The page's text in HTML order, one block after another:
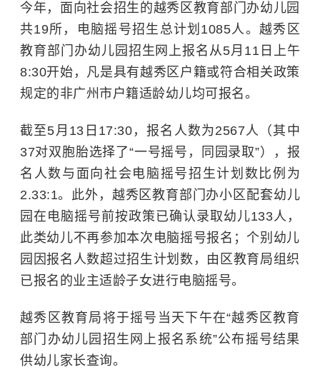
今年，面向社会招生的越秀区教育部门办幼儿园
共19所，电脑摇号招生总计划1085人。越秀区
教育部门办幼儿园招生网上报名从5月11日上午
8:30开始，凡是具有越秀区户籍或符合相关政策
规定的非广州市户籍适龄幼儿均可报名。
截至5月13日17:30，报名人数为2567人（其中
37对双胞胎选择了“一号摇号，同园录取”），报
名人数与面向社会电脑摇号招生计划数比例为
2.33:1。此外，越秀区教育部门办小区配套幼儿
园在电脑摇号前按政策已确认录取幼儿133人，
此类幼儿不再参加本次电脑摇号报名；个别幼儿
园因报名人数超过招生计划数，由区教育局组织
已报名的业主适龄子女进行电脑摇号。
越秀区教育局将于摇号当天下午在“越秀区教育
部门办幼儿园招生网上报名系统”公布摇号结果
供幼儿家长查询。